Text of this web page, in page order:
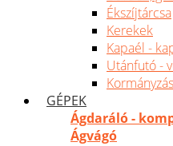
Ékszíjtárcsa
Kerekek
Kapaél -
Utánfutó -
GÉPEK
Ágdaráló -
Ágvágó